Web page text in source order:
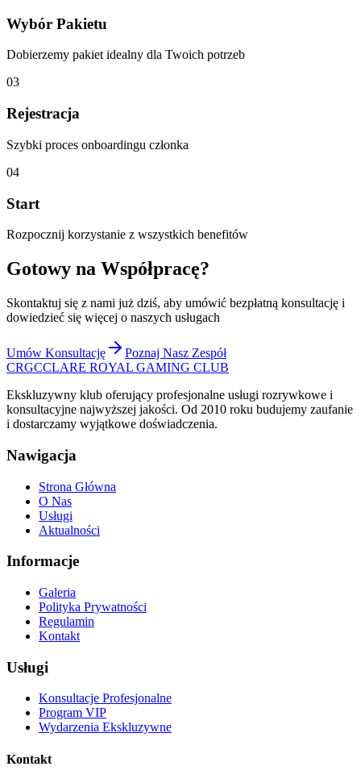
Wybór Pakietu
Dobierzemy pakiet idealny dla Twoich potrzeb
03
Rejestracja
Szybki proces onboardingu członka
04
Start
Rozpocznij korzystanie z wszystkich benefitów
Gotowy na Współpracę?
Skontaktuj się z nami już dziś, aby umówić bezpłatną konsultację i
dowiedzieć się więcej o naszych usługach
Umów Konsultację
Poznaj Nasz Zespół
CRGCCLARE ROYAL GAMING CLUB
Ekskluzywny klub oferujący profesjonalne usługi rozrywkowe i
konsultacyjne najwyższej jakości. Od 2010 roku budujemy zaufanie
i dostarczamy wyjątkowe doświadczenia.
Nawigacja
Strona Główna
O Nas
Usługi
Aktualności
Informacje
Galeria
Polityka Prywatności
Regulamin
Kontakt
Usługi
Konsultacje Profesjonalne
Program VIP
Wydarzenia Ekskluzywne
Kontakt